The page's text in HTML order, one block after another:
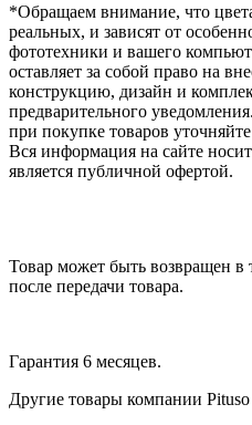
*Обращаем внимание, что
реальных, и зависят от
фототехники и вашего
оставляет за собой право на
конструкцию, дизайн и
предварительного
при покупке товаров
Вся информация на сайте
является публичной офертой.
Товар может быть возвращен в
после передачи товара.
Гарантия 6 месяцев.
Другие товары компании Pituso